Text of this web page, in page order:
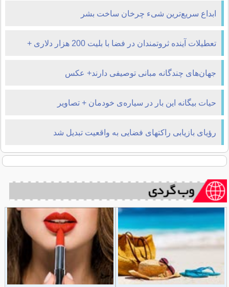
ابداع سریع‌ترین شیء چرخان ساخت بشر
تعطیلات آینده ثروتمندان در فضا با بلیت 200 هزار دلاری +
جهان‌های چندگانه مبانی توصیفی دارند+ عکس
حیات بیگانه این بار در سیاره‌ی خودمان + تصاویر
رؤیای بازیابی راکتهای فضایی به واقعیت تبدیل شد